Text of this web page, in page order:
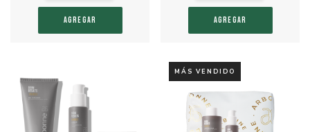
AGREGAR AGREGAR
MÁS VENDIDO